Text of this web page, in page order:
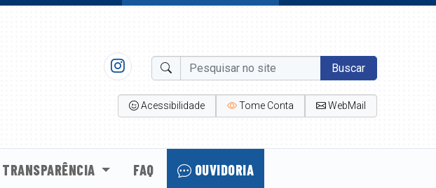
Buscar
Acessibilidade Tome Conta WebMail
TRANSPARÊNCIA FAQ OUVIDORIA